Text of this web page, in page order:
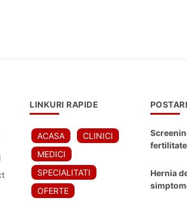
LINKURI RAPIDE
ACASA
CLINICI
MEDICI
SPECIALITATI
OFERTE
Hernia